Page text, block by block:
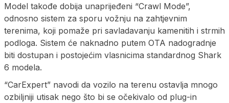
Model takođe dobija unaprijeđeni “Crawl Mode”,
odnosno sistem za sporu vožnju na zahtjevnim
terenima, koji pomaže pri savladavanju kamenitih i strmih
podloga. Sistem će naknadno putem OTA nadogradnje
biti dostupan i postojećim vlasnicima standardnog Shark
6 modela.
“CarExpert” navodi da vozilo na terenu ostavlja mnogo
ozbiljniji utisak nego što bi se očekivalo od plug-in